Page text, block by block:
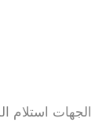
استلام